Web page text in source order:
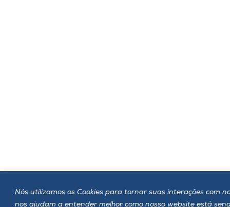
Nós utilizamos os Cookies para tornar suas interações com
nos ajudam a entender melhor como nosso website está